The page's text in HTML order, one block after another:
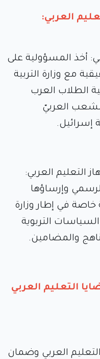
العربي:
أخذ المسؤولية على
مع وزارة التربية
الطلاب العرب
العربيّ
إسرائيل.
التعليم العربي:
وإرساؤها
خاصة في إطار وزارة
السياسات التربوية
والمضامين.
التعليم العربي
العربي وضمان